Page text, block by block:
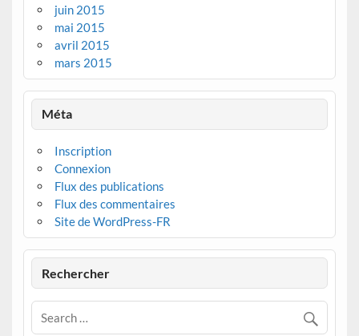
juin 2015
mai 2015
avril 2015
mars 2015
Méta
Inscription
Connexion
Flux des publications
Flux des commentaires
Site de WordPress-FR
Rechercher